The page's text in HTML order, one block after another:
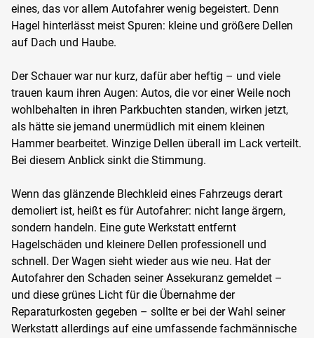
eines, das vor allem Autofahrer wenig begeistert. Denn
Hagel hinterlässt meist Spuren: kleine und größere Dellen
auf Dach und Haube.
Der Schauer war nur kurz, dafür aber heftig – und viele
trauen kaum ihren Augen: Autos, die vor einer Weile noch
wohlbehalten in ihren Parkbuchten standen, wirken jetzt,
als hätte sie jemand unermüdlich mit einem kleinen
Hammer bearbeitet. Winzige Dellen überall im Lack verteilt.
Bei diesem Anblick sinkt die Stimmung.
Wenn das glänzende Blechkleid eines Fahrzeugs derart
demoliert ist, heißt es für Autofahrer: nicht lange ärgern,
sondern handeln. Eine gute Werkstatt entfernt
Hagelschäden und kleinere Dellen professionell und
schnell. Der Wagen sieht wieder aus wie neu. Hat der
Autofahrer den Schaden seiner Assekuranz gemeldet –
und diese grünes Licht für die Übernahme der
Reparaturkosten gegeben – sollte er bei der Wahl seiner
Werkstatt allerdings auf eine umfassende fachmännische